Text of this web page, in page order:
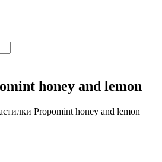
honey and lemon
Propomint honey and lemon